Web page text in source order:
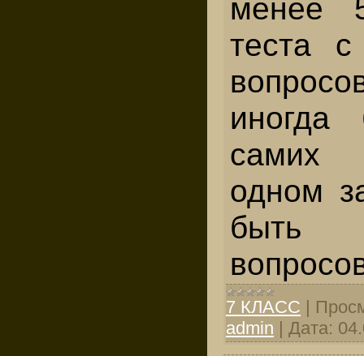
менее
теста
самих
одном
быть
7 КЛАСС |
admin | Дата: